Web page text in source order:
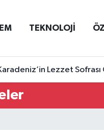
TEKNOLOJİ
Lezzet Sofrası